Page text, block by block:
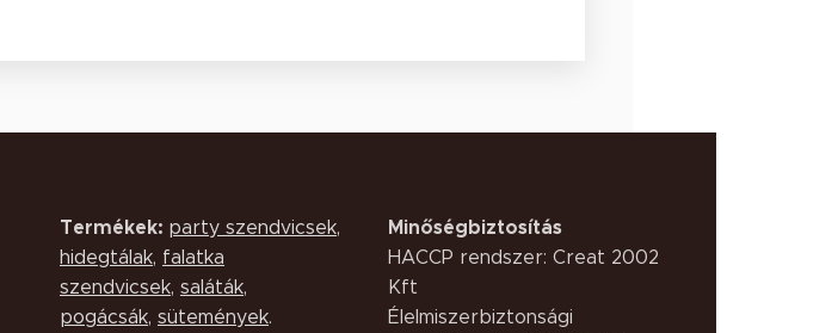
Termékek: party szendvicsek,
hidegtálak, falatka
szendvicsek, saláták,
pogácsák, sütemények.
Minőségbiztosítás
HACCP rendszer: Creat 2002
Kft
Élelmiszerbiztonsági